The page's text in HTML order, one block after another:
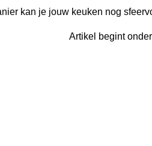
Artikel begint